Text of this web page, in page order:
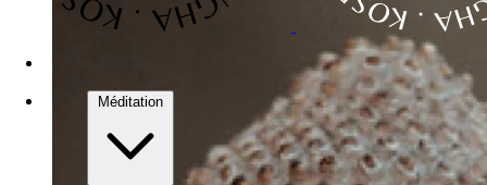
Méditation